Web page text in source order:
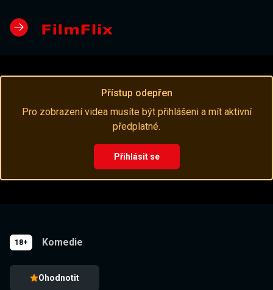
Přístup odepřen
Pro zobrazení videa musíte být přihlášeni a mít aktivní
předplatné.
Přihlásit se
18+ Komedie
Ohodnotit